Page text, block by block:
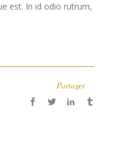
est. In id odio rutrum,
Partager